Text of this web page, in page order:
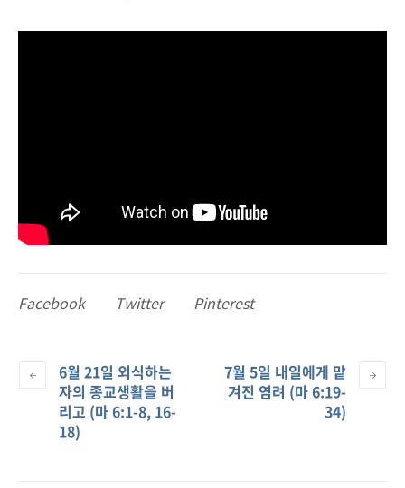
Facebook Twitter Pinterest
6월 21일 외식하는
자의 종교생활을 버
리고 (마 6:1-8, 16-
18)
7월 5일 내일에게 맡
겨진 염려 (마 6:19-
34)